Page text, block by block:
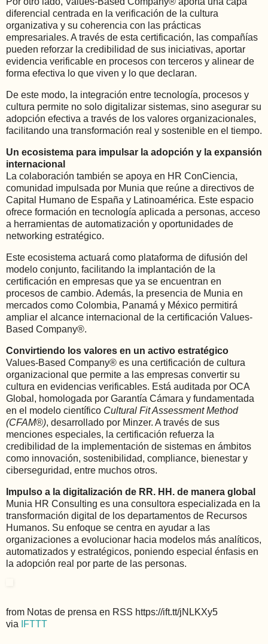
diferencial centrada en la verificación de la cultura
organizativa y su coherencia con las prácticas
empresariales. A través de esta certificación, las compañías
pueden reforzar la credibilidad de sus iniciativas, aportar
evidencia verificable en procesos con terceros y alinear de
forma efectiva lo que viven y lo que declaran.
De este modo, la integración entre tecnología, procesos y
cultura permite no solo digitalizar sistemas, sino asegurar su
adopción efectiva a través de los valores organizacionales,
facilitando una transformación real y sostenible en el tiempo.
Un ecosistema para impulsar la adopción y la expansión
internacional
La colaboración también se apoya en HR ConCiencia,
comunidad impulsada por Munia que reúne a directivos de
Capital Humano de España y Latinoamérica. Este espacio
ofrece formación en tecnología aplicada a personas, acceso
a herramientas de automatización y oportunidades de
networking estratégico.
Este ecosistema actuará como plataforma de difusión del
modelo conjunto, facilitando la implantación de la
certificación en empresas que ya se encuentran en
procesos de cambio. Además, la presencia de Munia en
mercados como Colombia, Panamá y México permitirá
ampliar el alcance internacional de la certificación Values-
Based Company®.
Convirtiendo los valores en un activo estratégico
Values-Based Company® es una certificación de cultura
organizacional que permite a las empresas convertir su
cultura en evidencias verificables. Está auditada por OCA
Global, homologada por Garantía Cámara y fundamentada
en el modelo científico Cultural Fit Assessment Method
(CFAM®), desarrollado por Minzer. A través de sus
menciones especiales, la certificación refuerza la
credibilidad de la implementación de sistemas en ámbitos
como innovación, sostenibilidad, compliance, bienestar y
ciberseguridad, entre muchos otros.
Impulso a la digitalización de RR. HH. de manera global
Munia HR Consulting es una consultora especializada en la
transformación digital de los departamentos de Recursos
Humanos. Su enfoque se centra en ayudar a las
organizaciones a evolucionar hacia modelos más analíticos,
automatizados y estratégicos, poniendo especial énfasis en
la adopción real por parte de las personas.
from Notas de prensa en RSS https://ift.tt/jNLKXy5
via IFTTT